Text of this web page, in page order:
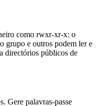
como rwxr-xr-x: o
grupo e outros podem ler e
directórios públicos de
Gere palavras-passe